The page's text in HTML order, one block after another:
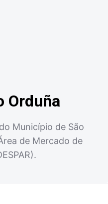
Orduña
Município de São
de Mercado de